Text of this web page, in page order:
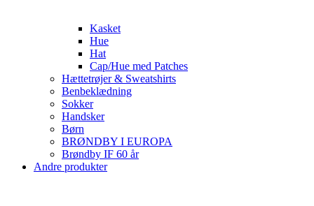
Kasket
Hue
Hat
Cap/Hue med Patches
Hættetrøjer & Sweatshirts
Benbeklædning
Sokker
Handsker
Børn
BRØNDBY I EUROPA
Brøndby IF 60 år
Andre produkter